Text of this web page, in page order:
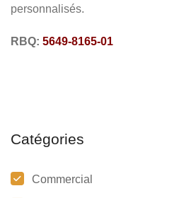
personnalisés.
RBQ: 5649-8165-01
Catégories
Commercial